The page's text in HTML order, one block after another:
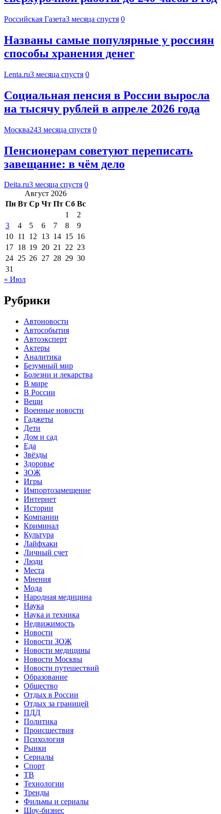
Российская Газета3 месяца спустя 0
Названы самые популярные у россиян
способы хранения денег
Lenta.ru3 месяца спустя 0
Социальная пенсия в России выросла
на тысячу рублей в апреле 2026 года
Москва243 месяца спустя 0
Пенсионерам советуют переписать
завещание: в чём дело
Deita.ru3 месяца спустя 0
Август 2026
Пн Вт Ср Чт Пт Сб Вс
1
2
3
4 5 6 7 8
9
10 11 12 13 14 15 16
17 18 19 20 21 22 23
24 25 26 27 28 29 30
31
« Июл
Рубрики
Автоновости
Автособытия
Автоэксперт
Актеры
Аналитика
Безумный мир
Болезни и лекарства
В мире
В России
Вещи
Военные новости
Гаджеты
Дети
Дом и сад
Еда
Звёзды
Здоровье
ЗОЖ
Игры
Импортозамещение
Интернет
Истории
Компании
Криминал
Культура
Лайфхаки
Личный счет
Люди
Места
Мнения
Мода
Народная медицина
Наука
Наука и техника
Недвижимость
Новости
Новости ЗОЖ
Новости медицины
Новости Москвы
Новости путешествий
Образование
Общество
Отдых в России
Отдых за границей
ПДД
Политика
Происшествия
Психология
Рынки
Сериалы
Спорт
ТВ
Технологии
Тренды
Фильмы и сериалы
Шоу-бизнес